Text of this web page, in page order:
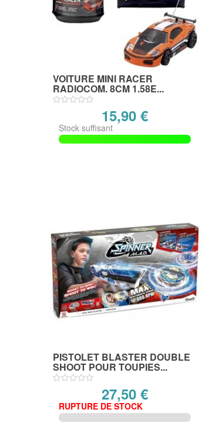
VOITURE MINI RACER
RADIOCOM. 8CM 1.58E...
15,90 €
Stock suffisant
PISTOLET BLASTER DOUBLE
SHOOT POUR TOUPIES...
27,50 €
RUPTURE DE STOCK